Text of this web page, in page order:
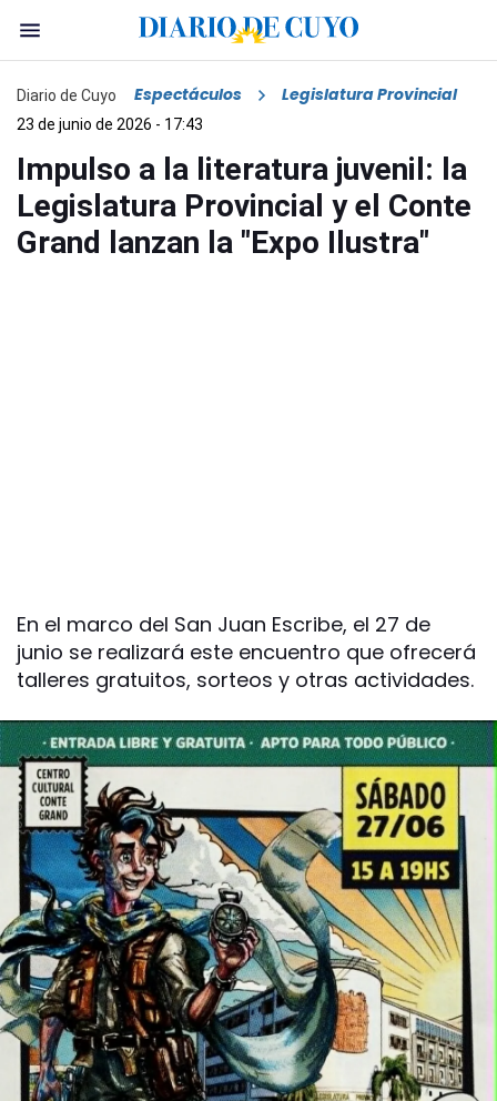
Diario de Cuyo Espectáculos Legislatura Provincial
23 de junio de 2026 - 17:43
Impulso a la literatura juvenil: la
Legislatura Provincial y el Conte
Grand lanzan la "Expo Ilustra"
En el marco del San Juan Escribe, el 27 de
junio se realizará este encuentro que ofrecerá
talleres gratuitos, sorteos y otras actividades.